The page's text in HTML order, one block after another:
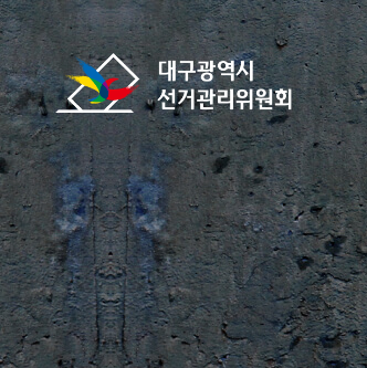
바로가기 메뉴